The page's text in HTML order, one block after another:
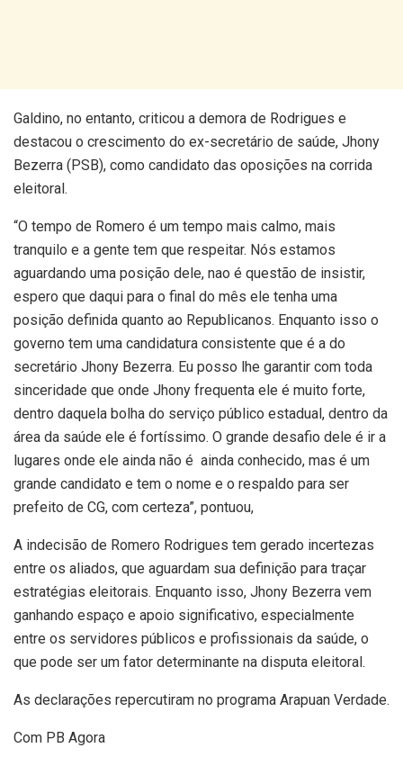
Galdino, no entanto, criticou a demora de Rodrigues e
destacou o crescimento do ex-secretário de saúde, Jhony
Bezerra (PSB), como candidato das oposições na corrida
eleitoral.
“O tempo de Romero é um tempo mais calmo, mais
tranquilo e a gente tem que respeitar. Nós estamos
aguardando uma posição dele, nao é questão de insistir,
espero que daqui para o final do mês ele tenha uma
posição definida quanto ao Republicanos. Enquanto isso o
governo tem uma candidatura consistente que é a do
secretário Jhony Bezerra. Eu posso lhe garantir com toda
sinceridade que onde Jhony frequenta ele é muito forte,
dentro daquela bolha do serviço público estadual, dentro da
área da saúde ele é fortíssimo. O grande desafio dele é ir a
lugares onde ele ainda não é ainda conhecido, mas é um
grande candidato e tem o nome e o respaldo para ser
prefeito de CG, com certeza”, pontuou,
A indecisão de Romero Rodrigues tem gerado incertezas
entre os aliados, que aguardam sua definição para traçar
estratégias eleitorais. Enquanto isso, Jhony Bezerra vem
ganhando espaço e apoio significativo, especialmente
entre os servidores públicos e profissionais da saúde, o
que pode ser um fator determinante na disputa eleitoral.
As declarações repercutiram no programa Arapuan Verdade.
Com PB Agora